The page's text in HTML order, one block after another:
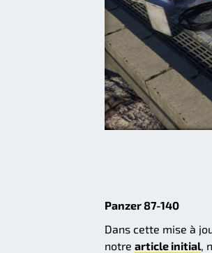
Panzer 87-140
Dans cette mise à
notre article initial,